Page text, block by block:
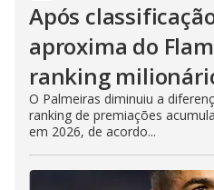
Após
aproxima do
ranking
O Palmeiras diminuiu a
ranking de premiações
em 2026, de acordo...